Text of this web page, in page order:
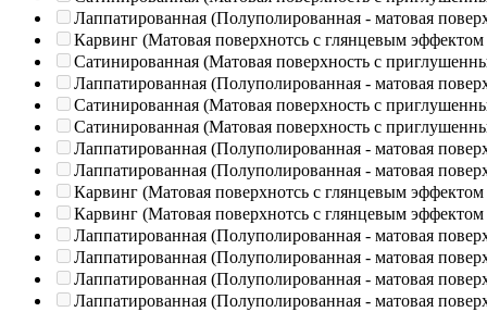
Лаппатированная (Полуполированная - матовая
Карвинг (Матовая поверхнотсь с глянцевым эффектом
Сатинированная (Матовая поверхность с
Лаппатированная (Полуполированная - матовая
Сатинированная (Матовая поверхность с
Сатинированная (Матовая поверхность с
Лаппатированная (Полуполированная - матовая
Лаппатированная (Полуполированная - матовая
Карвинг (Матовая поверхнотсь с глянцевым эффектом
Карвинг (Матовая поверхнотсь с глянцевым эффектом
Лаппатированная (Полуполированная - матовая
Лаппатированная (Полуполированная - матовая
Лаппатированная (Полуполированная - матовая
Лаппатированная (Полуполированная - матовая